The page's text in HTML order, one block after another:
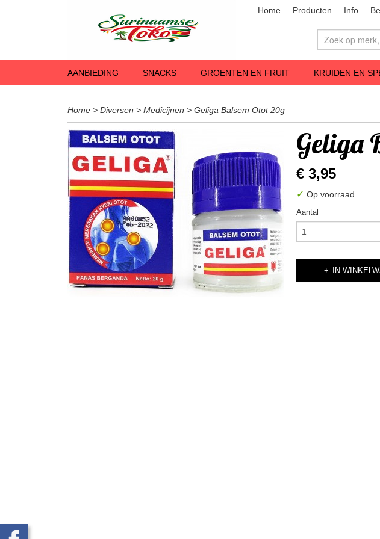
Home Producten Info
AANBIEDING SNACKS GROENTEN EN FRUIT KRUIDEN EN
Home > Diversen > Medicijnen > Geliga Balsem Otot 20g
Geliga
€ 3,95
✓ Op voorraad
Aantal
IN